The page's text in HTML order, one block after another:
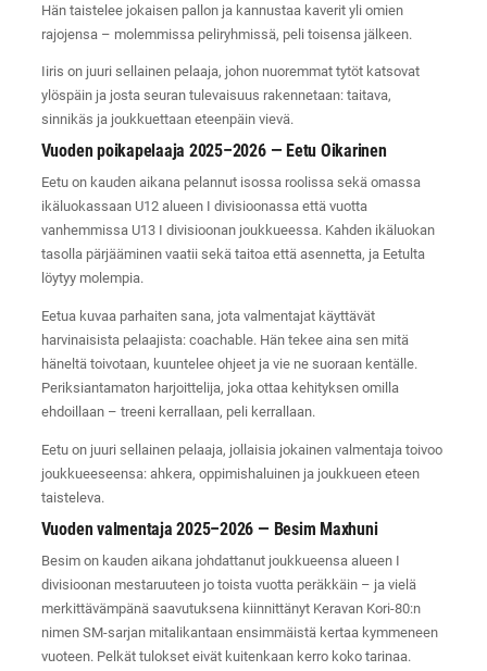
Hän taistelee jokaisen pallon ja kannustaa kaverit yli omien
rajojensa – molemmissa peliryhmissä, peli toisensa jälkeen.
Iiris on juuri sellainen pelaaja, johon nuoremmat tytöt katsovat
ylöspäin ja josta seuran tulevaisuus rakennetaan: taitava,
sinnikäs ja joukkuettaan eteenpäin vievä.
Vuoden poikapelaaja 2025–2026 — Eetu Oikarinen
Eetu on kauden aikana pelannut isossa roolissa sekä omassa
ikäluokassaan U12 alueen I divisioonassa että vuotta
vanhemmissa U13 I divisioonan joukkueessa. Kahden ikäluokan
tasolla pärjääminen vaatii sekä taitoa että asennetta, ja Eetulta
löytyy molempia.
Eetua kuvaa parhaiten sana, jota valmentajat käyttävät
harvinaisista pelaajista: coachable. Hän tekee aina sen mitä
häneltä toivotaan, kuuntelee ohjeet ja vie ne suoraan kentälle.
Periksiantamaton harjoittelija, joka ottaa kehityksen omilla
ehdoillaan – treeni kerrallaan, peli kerrallaan.
Eetu on juuri sellainen pelaaja, jollaisia jokainen valmentaja toivoo
joukkueeseensa: ahkera, oppimishaluinen ja joukkueen eteen
taisteleva.
Vuoden valmentaja 2025–2026 — Besim Maxhuni
Besim on kauden aikana johdattanut joukkueensa alueen I
divisioonan mestaruuteen jo toista vuotta peräkkäin – ja vielä
merkittävämpänä saavutuksena kiinnittänyt Keravan Kori-80:n
nimen SM-sarjan mitalikantaan ensimmäistä kertaa kymmeneen
vuoteen. Pelkät tulokset eivät kuitenkaan kerro koko tarinaa.